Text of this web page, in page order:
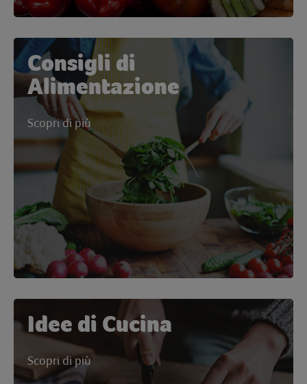
Consigli di
Alimentazione
Scopri di più
Idee di Cucina
Scopri di più